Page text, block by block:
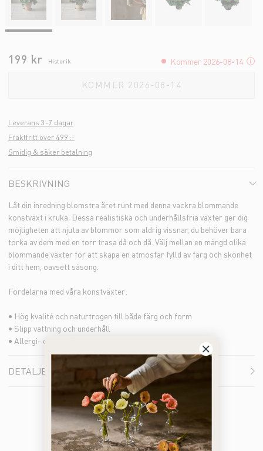
199 kr Historik Kommer 2026-08-14
KOMMER 2026-08-14
Leverans 3-7 dagar
Fraktfritt över 499 :-
Smidig & säker betalning
BESKRIVNING
Låt din inredning blomstra året runt med denna vackra blommande
konstväxt i kruka. Dessa realistiska och underhållsfria växter ger dig
möjligheten att njuta av blommor som aldrig vissnar, du behöver bara
torka av dem med en torr trasa då och då. Välj mellan en mängd olika
blommande växter för att skapa en atmosfär fylld av färg och skönhet
i ditt hem, oavsett säsong.
Fördelarna med våra konstväxter:
• Hög kvalité och naturtrogen till både färg och form
• Slipp vattning och underhåll
• Allergi- och doftfria alternativ
DETALJER